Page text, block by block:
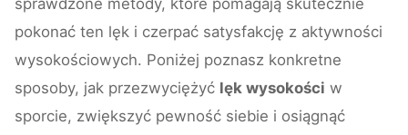
pokonać ten lęk i czerpać satysfakcję z aktywności
wysokościowych. Poniżej poznasz konkretne
sposoby, jak przezwyciężyć lęk wysokości w
sporcie, zwiększyć pewność siebie i osiągnąć